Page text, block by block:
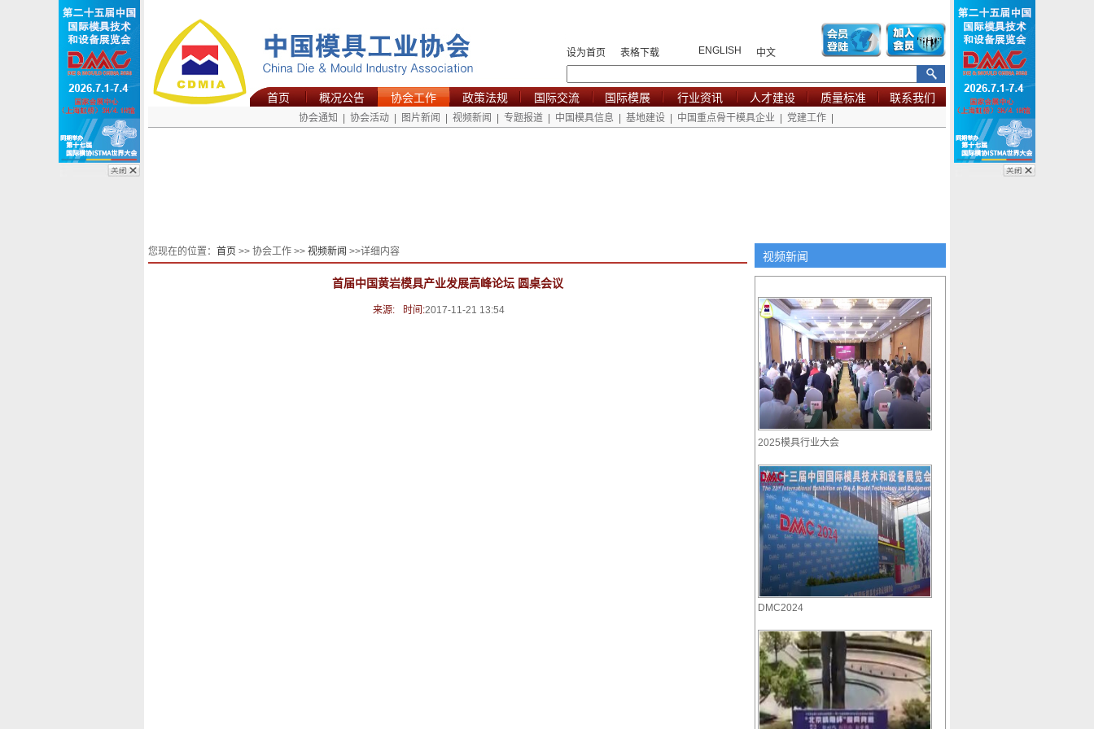
设为首页 表格下载 ENGLISH 中文
首页 概况公告 协会工作 政策法规 国际交流 国际模展 行业资讯 人才建设 质量标准 联系我们
协会通知 协会活动 图片新闻 视频新闻 专题报道 中国模具信息 基地建设 中国重点骨干模具企业 党建工作
您现在的位置： 首页 >> 协会工作 >> 视频新闻 >>详细内容
首届中国黄岩模具产业发展高峰论坛 圆桌会议
来源: 时间:2017-11-21 13:54
视频新闻
2025模具行业大会
DMC2024